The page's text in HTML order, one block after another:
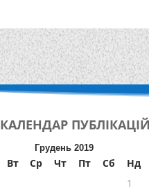
КАЛЕНДАР
Грудень 2019
Вт Ср Чт Пт Сб
Нд
1